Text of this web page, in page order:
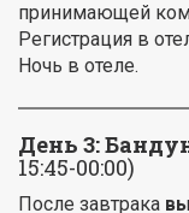
принимающей
Регистрация в
Ночь в отеле.
День 3:
15:45-00:00)
После завтрака